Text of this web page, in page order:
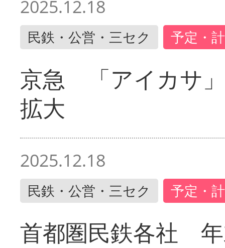
2025.12.18
民鉄・公営・三セク 予定・
京急 「アイカサ
拡大
2025.12.18
民鉄・公営・三セク 予定・
首都圏民鉄各社